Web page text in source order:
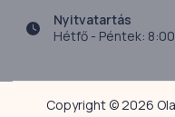
Nyitvatartás
Hétfő - Péntek:
Copyright © 2026